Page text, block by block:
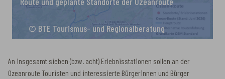
© BTE Tourismus- und Regionalberatung
An insgesamt sieben (bzw. acht) Erlebnisstationen sollen an der
Ozeanroute Touristen und interessierte Bürgerinnen und Bürger